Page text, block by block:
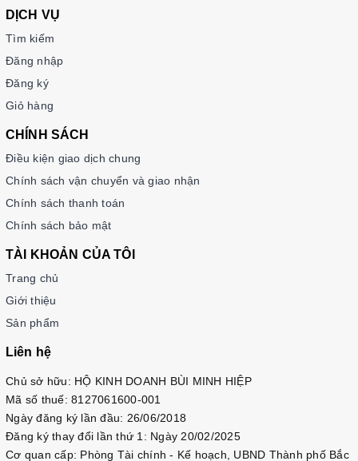
DỊCH VỤ
Tìm kiếm
Đăng nhập
Đăng ký
Giỏ hàng
CHÍNH SÁCH
Điều kiện giao dịch chung
Chính sách vận chuyển và giao nhận
Chính sách thanh toán
Chính sách bảo mật
TÀI KHOẢN CỦA TÔI
Trang chủ
Giới thiệu
Sản phẩm
Liên hệ
Chủ sở hữu: HỘ KINH DOANH BÙI MINH HIỆP
Mã số thuế: 8127061600-001
Ngày đăng ký lần đầu: 26/06/2018
Đăng ký thay đổi lần thứ 1: Ngày 20/02/2025
Cơ quan cấp: Phòng Tài chính - Kế hoạch, UBND Thành phố Bắc